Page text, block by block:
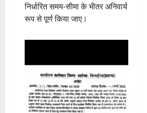
निर्धारित समय-सीमा के भीतर अनिवार्य
रूप से पूर्ण किया जाए।